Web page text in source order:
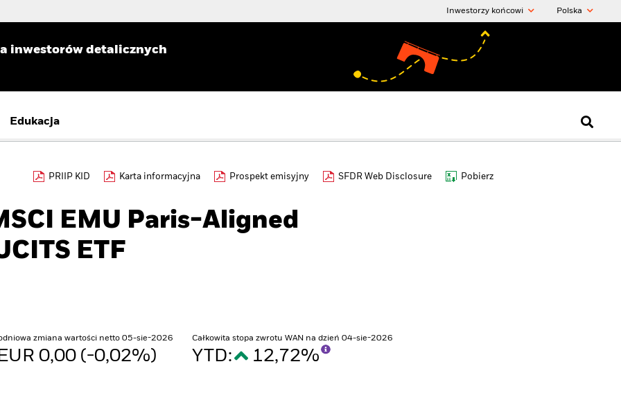
Inwestorzy końcowi Polska
inwestorów detalicznych
Edukacja
PRIIP KID Karta informacyjna Prospekt emisyjny SFDR Web Disclosure Pobierz
EMU Paris-Aligned
ETF
zmiana wartości netto 05-sie-2026
EUR 0,00 (-0,02%)
Całkowita stopa zwrotu WAN na dzień 04-sie-2026
YTD: 12,72%